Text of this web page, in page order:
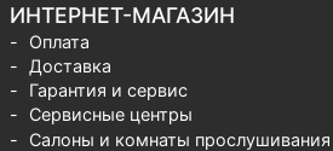
ИНТЕРНЕТ-МАГАЗИН
Оплата
Доставка
Гарантия и сервис
Сервисные центры
Салоны и комнаты прослушивания